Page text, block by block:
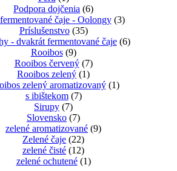
Podpora dojčenia (6)
čaje - Oolongy (3)
Príslušenstvo (35)
- dvakrát fermentované čaje (6)
Rooibos (9)
Rooibos červený (7)
Rooibos zelený (1)
zelený aromatizovaný (1)
s ibištekom (7)
Sirupy (7)
Slovensko (7)
zelené aromatizované (9)
Zelené čaje (22)
zelené čisté (12)
zelené ochutené (1)